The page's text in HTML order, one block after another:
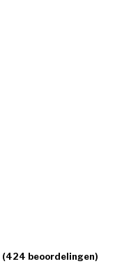
(424 beoordelingen)